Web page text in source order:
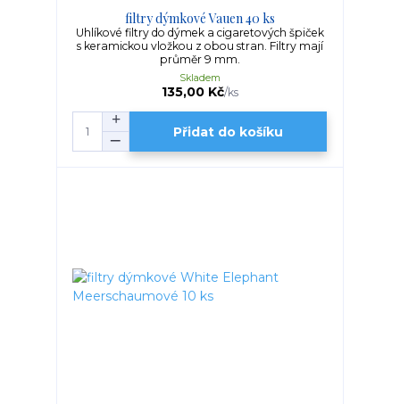
filtry dýmkové Vauen 40 ks
Uhlíkové filtry do dýmek a cigaretových špiček
s keramickou vložkou z obou stran. Filtry mají
průměr 9 mm.
135,00 Kč/ks
Skladem
Přidat do košíku